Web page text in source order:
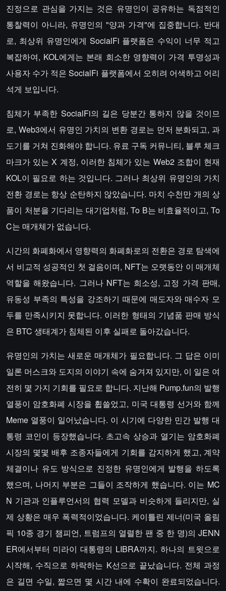
진정으로 관심을 가지는 것은 유명인이 공유하는 독점적인
통찰력이 아니라, 유명인의 "양과 가격"에 집중합니다. 반대
로, 최상위 유명인에게 SocialFi 플랫폼은 수익이 너무 적고
복잡하여, KOL에게는 본래 희소한 영향력이 가격 투명성과
사용자 수가 적은 SocialFi 플랫폼에서 오히려 어색하고 어리
석게 보입니다.
침체가 부족한 SocialFi의 길은 당분간 통하지 않을 것이므
로, Web3에서 유명인 가치의 변환 경로는 먼저 분화되고, 과
도기를 거쳐 진화해야 합니다. 유료 구독 커뮤니티, 블루 체크
마크가 있는 X 계정, 이러한 침체가 있는 Web2 조합이 현재
KOL이 필요로 하는 것입니다. 그러나 최상위 유명인의 가치
전환 경로는 항상 순탄하지 않았습니다. 마치 수천만 개의 상
품이 처분을 기다리는 대기업처럼, To B는 비효율적이고, To
C는 매개체가 없습니다.
시간의 화폐화에서 영향력의 화폐화로의 전환은 경로 탐색에
서 비교적 성공적인 첫 걸음이며, NFT는 오랫동안 이 매개체
역할을 해왔습니다. 그러나 NFT는 희소성, 고정 가격 판매,
유동성 부족의 특성을 강조하기 때문에 매도자와 매수자 모
두를 만족시키지 못합니다. 이러한 형태의 기념품 판매 방식
은 BTC 생태계가 침체된 이후 실패로 돌아갔습니다.
유명인의 가치는 새로운 매개체가 필요합니다. 그 답은 이미
일론 머스크와 도지의 이야기 속에 숨겨져 있지만, 이 일은 여
전히 몇 가지 기회를 필요로 합니다. 지난해 Pump.fun의 발행
열풍이 암호화폐 시장을 휩쓸었고, 미국 대통령 선거와 함께
Meme 열풍이 일어났습니다. 이 시기에 다양한 민간 발행 대
통령 코인이 등장했습니다. 초고속 상승과 열기는 암호화폐
시장의 몇몇 배후 조종자들에게 기회를 감지하게 했고, 계약
체결이나 유도 방식으로 진정한 유명인에게 발행을 하도록
했으며, 나머지 부분은 그들이 조작하게 했습니다. 이는 MC
N 기관과 인플루언서의 협력 모델과 비슷하게 들리지만, 실
제 상황은 매우 폭력적이었습니다. 케이틀린 제너(미국 올림
픽 10종 경기 챔피언, 트럼프의 열렬한 팬 중 한 명)의 JENN
ER에서부터 미라이 대통령의 LIBRA까지. 하나의 트윗으로
시작해, 수직으로 하락하는 K선으로 끝났습니다. 전체 과정
은 길면 수일, 짧으면 몇 시간 내에 수확이 완료되었습니다.